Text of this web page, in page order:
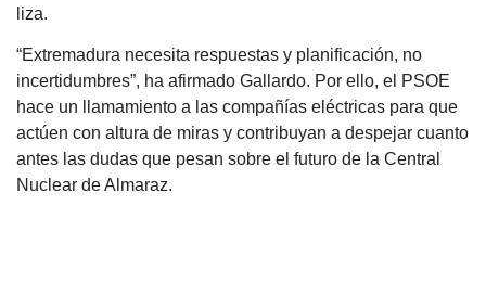
liza.
“Extremadura necesita respuestas y planificación, no
incertidumbres”, ha afirmado Gallardo. Por ello, el PSOE
hace un llamamiento a las compañías eléctricas para que
actúen con altura de miras y contribuyan a despejar cuanto
antes las dudas que pesan sobre el futuro de la Central
Nuclear de Almaraz.